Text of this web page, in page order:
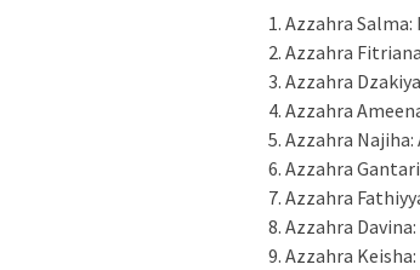
Azzahra
Azzahra
Azzahra
Azzahra
Azzahra Najiha:
Azzahra
Azzahra
Azzahra
Azzahra